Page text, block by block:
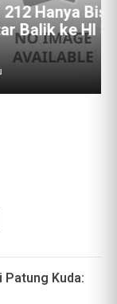
Bisa Sampai
HI Sambil
Kuda: